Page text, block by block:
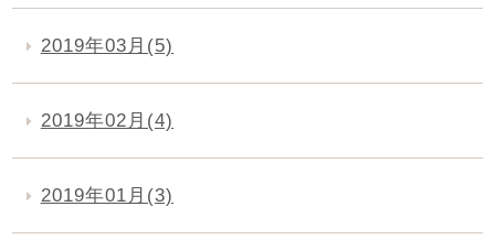
2019年03月(5)
2019年02月(4)
2019年01月(3)